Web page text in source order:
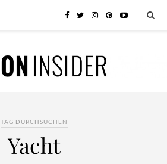
TAG DURCHSUCHEN
Yacht